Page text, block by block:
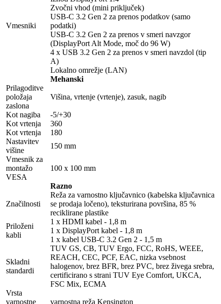
Vmesniki
Zvočni vhod (mini priključek)
USB-C 3.2 Gen 2 za prenos podatkov (samo
podatki)
USB-C 3.2 Gen 2 za prenos v smeri navzgor
(DisplayPort Alt Mode, moč do 96 W)
4 x USB 3.2 Gen 2 za prenos v smeri navzdol (tip
A)
Lokalno omrežje (LAN)
Mehanski
Prilagoditve
položaja
zaslona
Višina, vrtenje (vrtenje), zasuk, nagib
Kot nagiba
-5/+30
Kot vrtenja
360
Kot vrtenja
180
Nastavitev
višine
150 mm
Vmesnik za
montažo
VESA
100 x 100 mm
Razno
Značilnosti
Reža za varnostno ključavnico (kabelska ključavnica
se prodaja ločeno), teksturirana površina, 85 %
reciklirane plastike
Priloženi
kabli
1 x HDMI kabel - 1,8 m
1 x DisplayPort kabel - 1,8 m
1 x kabel USB-C 3.2 Gen 2 - 1,5 m
Skladni
standardi
TUV GS, CB, TUV Ergo, FCC, RoHS, WEEE,
REACH, CEC, PCF, EAC, nizka vsebnost
halogenov, brez BFR, brez PVC, brez živega srebra,
certificirano s strani TUV Eye Comfort, UKCA,
FSC Mix, ECMA
Vrsta
varnostne
varnostna reža Kensington